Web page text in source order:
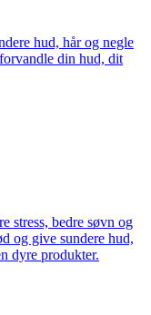
hud, hår og negle
din hud, dit
stress, bedre søvn og
og give sundere hud,
dyre produkter.